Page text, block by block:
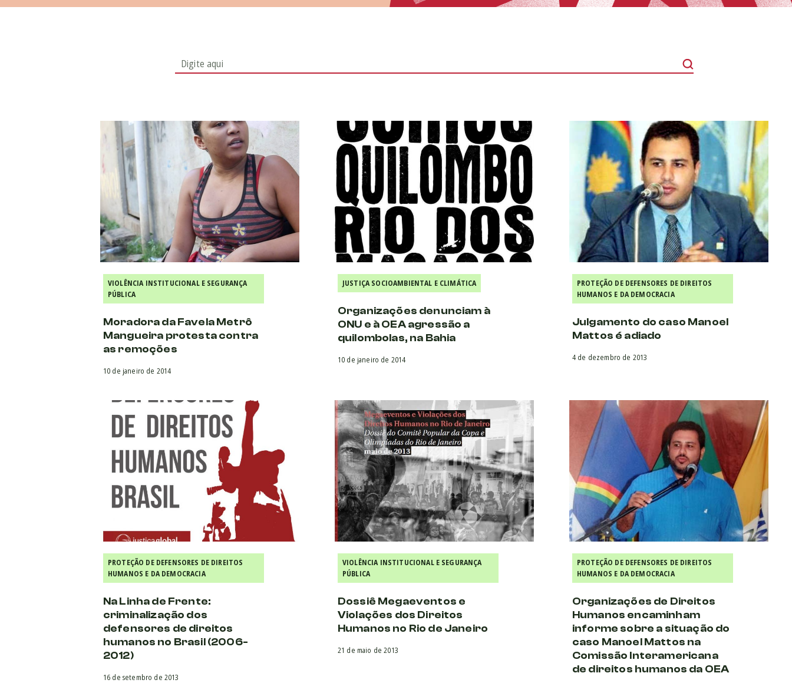
VIOLÊNCIA INSTITUCIONAL E SEGURANÇA
PÚBLICA
Moradora da Favela Metrô
Mangueira protesta contra
as remoções
10 de janeiro de 2014
JUSTIÇA SOCIOAMBIENTAL E CLIMÁTICA
Organizações denunciam à
ONU e à OEA agressão a
quilombolas, na Bahia
10 de janeiro de 2014
PROTEÇÃO DE DEFENSORES DE DIREITOS
HUMANOS E DA DEMOCRACIA
Julgamento do caso Manoel
Mattos é adiado
4 de dezembro de 2013
PROTEÇÃO DE DEFENSORES DE DIREITOS
HUMANOS E DA DEMOCRACIA
Na Linha de Frente:
criminalização dos
defensores de direitos
humanos no Brasil (2006-
2012)
16 de setembro de 2013
VIOLÊNCIA INSTITUCIONAL E SEGURANÇA
PÚBLICA
Dossiê Megaeventos e
Violações dos Direitos
Humanos no Rio de Janeiro
21 de maio de 2013
PROTEÇÃO DE DEFENSORES DE DIREITOS
HUMANOS E DA DEMOCRACIA
Organizações de Direitos
Humanos encaminham
informe sobre a situação do
caso Manoel Mattos na
Comissão Interamericana
de direitos humanos da OEA